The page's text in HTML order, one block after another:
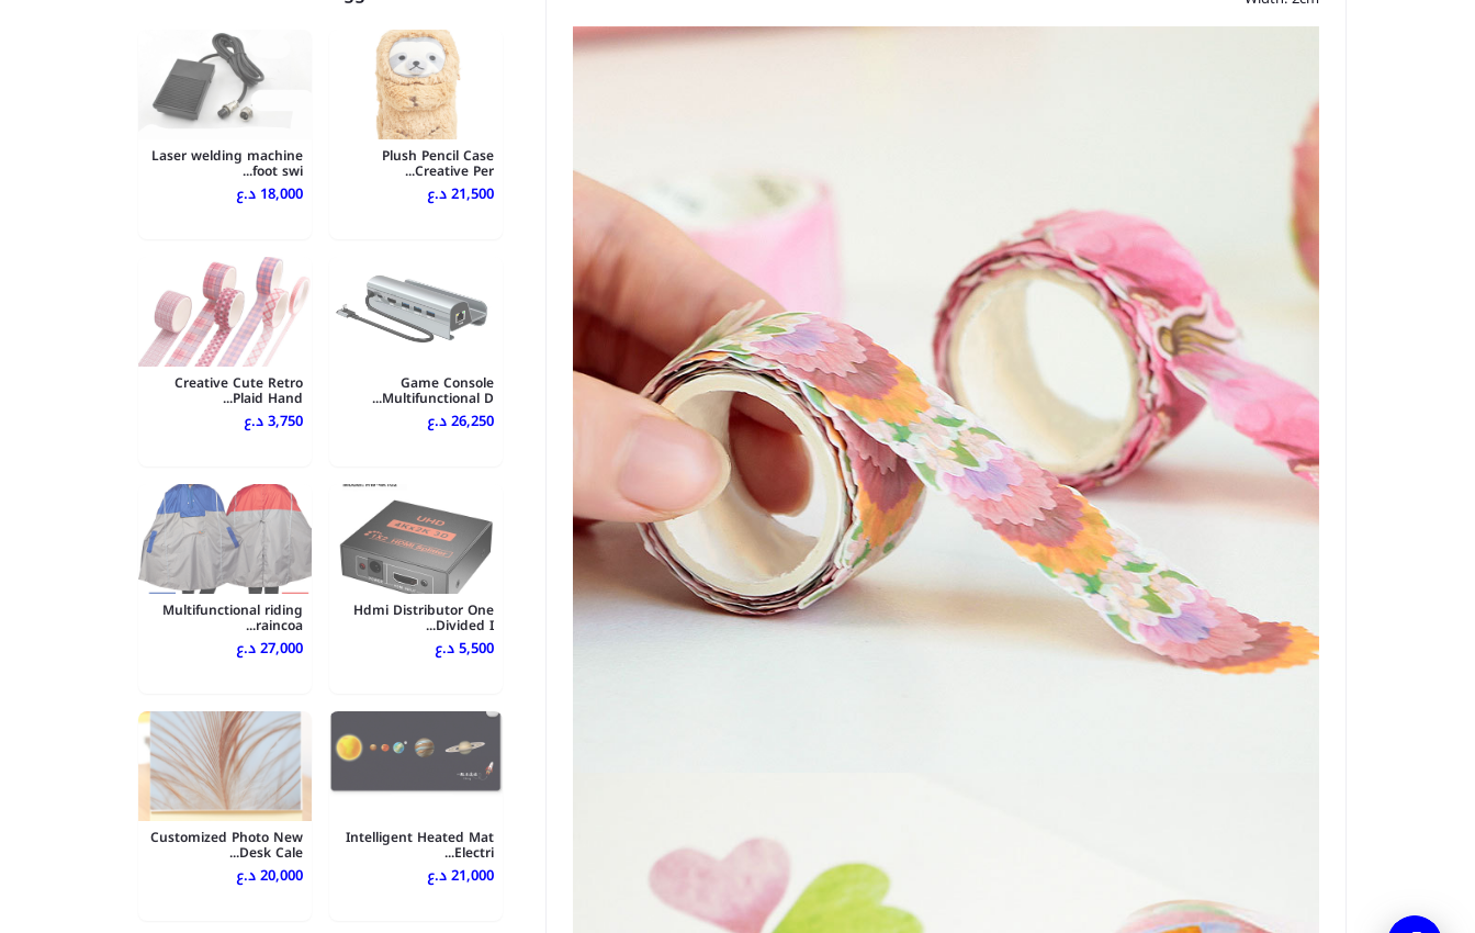
Plush Pencil Case
Creative Per...
21,500 د.ع
Laser welding machine
foot swi...
18,000 د.ع
Game Console
Multifunctional D...
26,250 د.ع
Creative Cute Retro
Plaid Hand...
3,750 د.ع
Hdmi Distributor One
Divided I...
5,500 د.ع
Multifunctional riding
raincoa...
27,000 د.ع
Intelligent Heated Mat
Electri...
21,000 د.ع
Customized Photo New
Desk Cale...
20,000 د.ع